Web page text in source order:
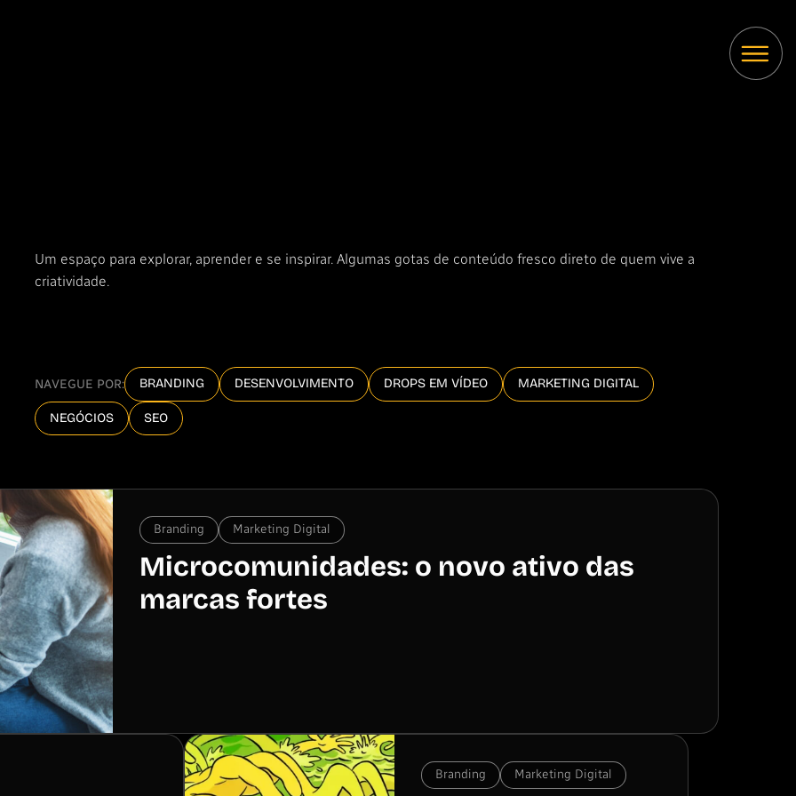
Um espaço para explorar, aprender e se inspirar. Algumas gotas de conteúdo fresco direto de quem vive a
criatividade.
NAVEGUE POR: BRANDING DESENVOLVIMENTO DROPS EM VÍDEO MARKETING DIGITAL
NEGÓCIOS SEO
Branding Marketing Digital
Microcomunidades: o novo ativo das
marcas fortes
Branding Marketing Digital